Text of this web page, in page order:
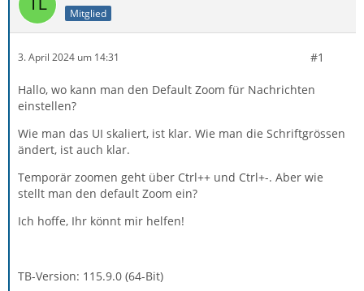
Mitglied
3. April 2024 um 14:31 #1
Hallo, wo kann man den Default Zoom für Nachrichten
einstellen?
Wie man das UI skaliert, ist klar. Wie man die Schriftgrössen
ändert, ist auch klar.
Temporär zoomen geht über Ctrl++ und Ctrl+-. Aber wie
stellt man den default Zoom ein?
Ich hoffe, Ihr könnt mir helfen!
TB-Version: 115.9.0 (64-Bit)